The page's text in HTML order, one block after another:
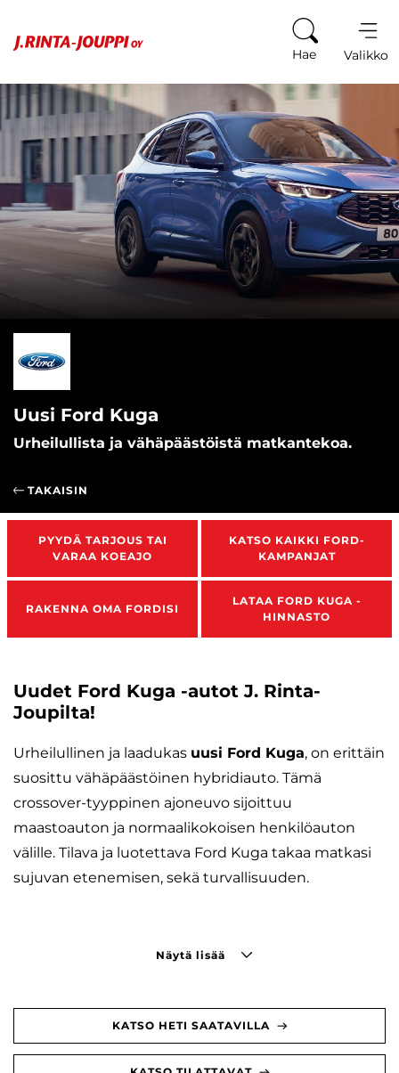
Hae Valikko
Uusi Ford Kuga
Urheilullista ja vähäpäästöistä matkantekoa.
TAKAISIN
PYYDÄ TARJOUS TAI
VARAA KOEAJO
KATSO KAIKKI FORD-
KAMPANJAT
RAKENNA OMA FORDISI
LATAA FORD KUGA -
HINNASTO
Uudet Ford Kuga -autot J. Rinta-
Joupilta!
Urheilullinen ja laadukas uusi Ford Kuga, on erittäin
suosittu vähäpäästöinen hybridiauto. Tämä
crossover-tyyppinen ajoneuvo sijoittuu
maastoauton ja normaalikokoisen henkilöauton
välille. Tilava ja luotettava Ford Kuga takaa matkasi
sujuvan etenemisen, sekä turvallisuuden.
Näytä lisää
KATSO HETI SAATAVILLA